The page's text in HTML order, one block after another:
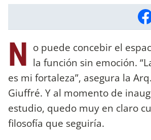
N o puede concebir el
la función sin emoción.
es mi fortaleza”, asegura la
Giuffré. Y al momento de
estudio, quedo muy en claro
filosofía que seguiría.